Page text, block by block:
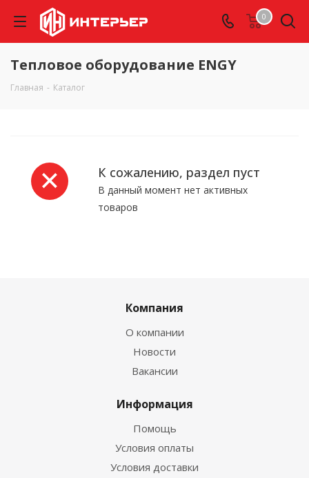
0
Тепловое оборудование ENGY
Главная - Каталог
К сожалению, раздел пуст
В данный момент нет активных
товаров
Компания
О компании
Новости
Вакансии
Информация
Помощь
Условия оплаты
Условия доставки